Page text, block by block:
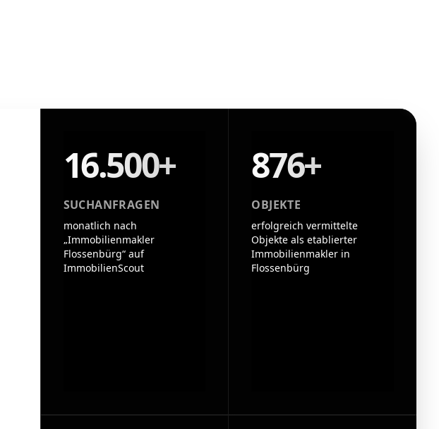
16.500+
SUCHANFRAGEN
monatlich nach
„Immobilienmakler
Flossenbürg“ auf
ImmobilienScout
876+
OBJEKTE
erfolgreich vermittelte
Objekte als etablierter
Immobilienmakler in
Flossenbürg